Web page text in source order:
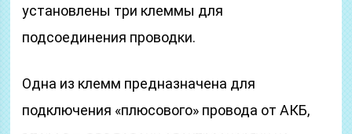
установлены три клеммы для
подсоединения проводки.
Одна из клемм предназначена для
подключения «плюсового» провода от АКБ,